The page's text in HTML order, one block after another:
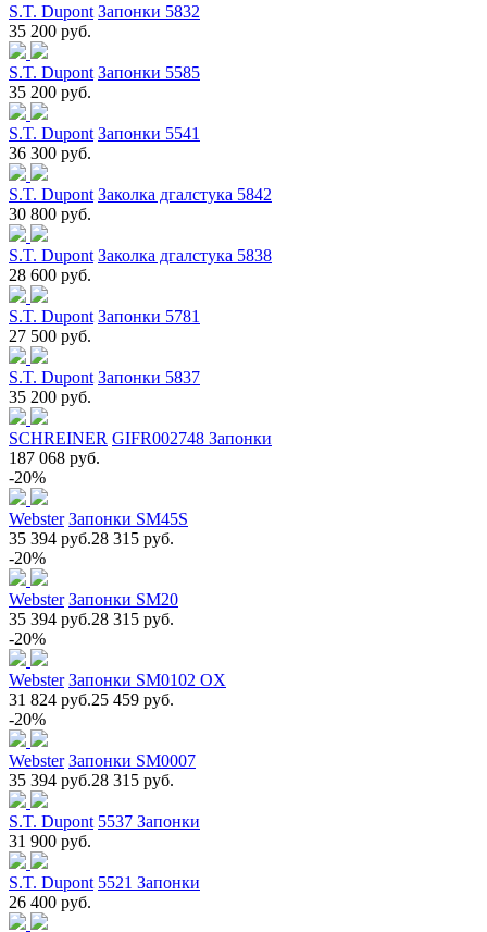
S.T. Dupont Запонки 5832
35 200 руб.
S.T. Dupont Запонки 5585
35 200 руб.
S.T. Dupont Запонки 5541
36 300 руб.
S.T. Dupont Заколка дгалстука 5842
30 800 руб.
S.T. Dupont Заколка дгалстука 5838
28 600 руб.
S.T. Dupont Запонки 5781
27 500 руб.
S.T. Dupont Запонки 5837
35 200 руб.
SCHREINER GIFR002748 Запонки
187 068 руб.
-20%
Webster Запонки SM45S
35 394 руб.28 315 руб.
-20%
Webster Запонки SM20
35 394 руб.28 315 руб.
-20%
Webster Запонки SM0102 OX
31 824 руб.25 459 руб.
-20%
Webster Запонки SM0007
35 394 руб.28 315 руб.
S.T. Dupont 5537 Запонки
31 900 руб.
S.T. Dupont 5521 Запонки
26 400 руб.